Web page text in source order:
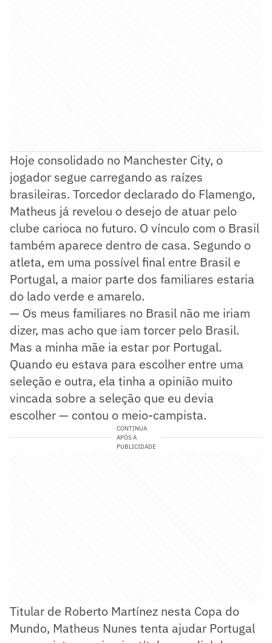
Hoje consolidado no Manchester City, o
jogador segue carregando as raízes
brasileiras. Torcedor declarado do Flamengo,
Matheus já revelou o desejo de atuar pelo
clube carioca no futuro. O vínculo com o Brasil
também aparece dentro de casa. Segundo o
atleta, em uma possível final entre Brasil e
Portugal, a maior parte dos familiares estaria
do lado verde e amarelo.
— Os meus familiares no Brasil não me iriam
dizer, mas acho que iam torcer pelo Brasil.
Mas a minha mãe ia estar por Portugal.
Quando eu estava para escolher entre uma
seleção e outra, ela tinha a opinião muito
vincada sobre a seleção que eu devia
escolher — contou o meio-campista.
CONTINUA
APÓS A
PUBLICIDADE
Titular de Roberto Martínez nesta Copa do
Mundo, Matheus Nunes tenta ajudar Portugal